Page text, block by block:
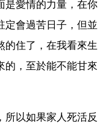
是愛情的力量，在你
定會過苦日子，但並
的住了，在我看來生
的，至於能不能甘來
所以如果家人死活反